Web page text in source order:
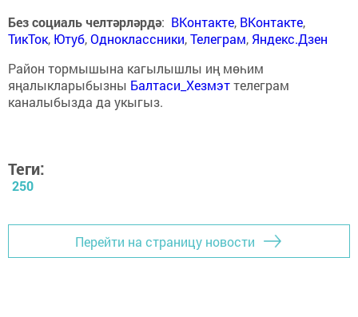
Без социаль челтәрләрдә: ВКонтакте, ВКонтакте,
ТикТок, Ютуб,Одноклассники,Телеграм, Яндекс.Дзен
Район тормышына кагылышлы иң мөһим
яңалыкларыбызны Балтаси_Хезмэттелеграм
каналыбызда да укыгыз.
Теги:
250
Перейти на страницу новости